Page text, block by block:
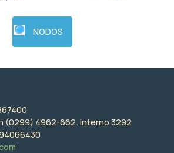
NODOS
(0299) 4962-662. Interno 3292